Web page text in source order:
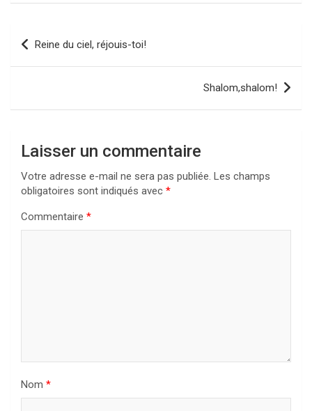
Navigation
de
Reine du ciel, réjouis-toi!
Shalom,shalom!
Laisser un commentaire
Votre adresse e-mail ne sera pas publiée. Les champs
obligatoires sont indiqués avec *
Commentaire *
Nom *